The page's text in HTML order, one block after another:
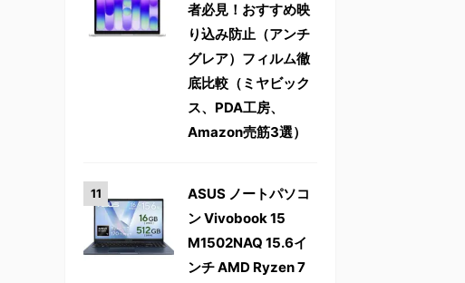
者必見！おすすめ映
り込み防止（アンチ
グレア）フィルム徹
底比較（ミヤビック
ス、PDA工房、
Amazon売筋3選）
ASUS ノートパソコ
ン Vivobook 15
M1502NAQ 15.6イ
ンチ AMD Ryzen 7